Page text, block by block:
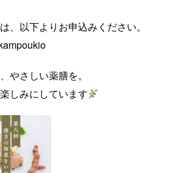
、以下よりお申込みください。
やさしい薬膳を。
しみにしています